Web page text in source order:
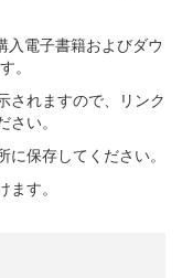
入電子書籍およびダウ
。
されますので、リンク
さい。
保存してください。
す。